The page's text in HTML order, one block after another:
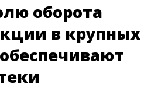
оборота
в крупных